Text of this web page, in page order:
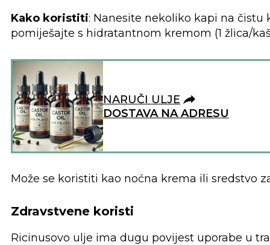
Kako koristiti: Nanesite nekoliko kapi na
pomiješajte s hidratantnom kremom (1 žlica/
NARUČI ULJE
DOSTAVA NA ADRESU
Može se koristiti kao noćna krema ili sredstvo
Zdravstvene koristi
Ricinusovo ulje ima dugu povijest uporabe u